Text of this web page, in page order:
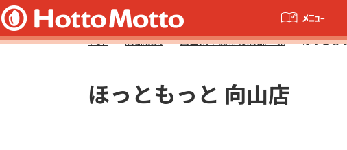
メニュー
TOP 店舗検索 山口県下関市の店舗一覧 ほっとも
ほっともっと 向山店